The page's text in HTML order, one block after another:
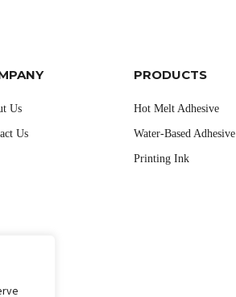
Us
Us
PRODUCTS
Hot Melt Adhesive
Water-Based Adhesive
Printing Ink